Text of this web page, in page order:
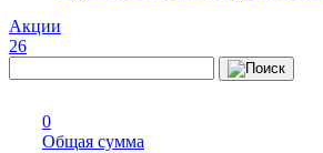
Акции
26
0
Общая сумма